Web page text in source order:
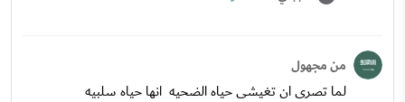
من مجهول
لما تصرى ان تغيشى حياه الضحيه انها حياه سلبيه